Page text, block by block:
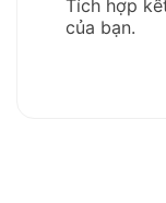
Tích hợp
của bạn.